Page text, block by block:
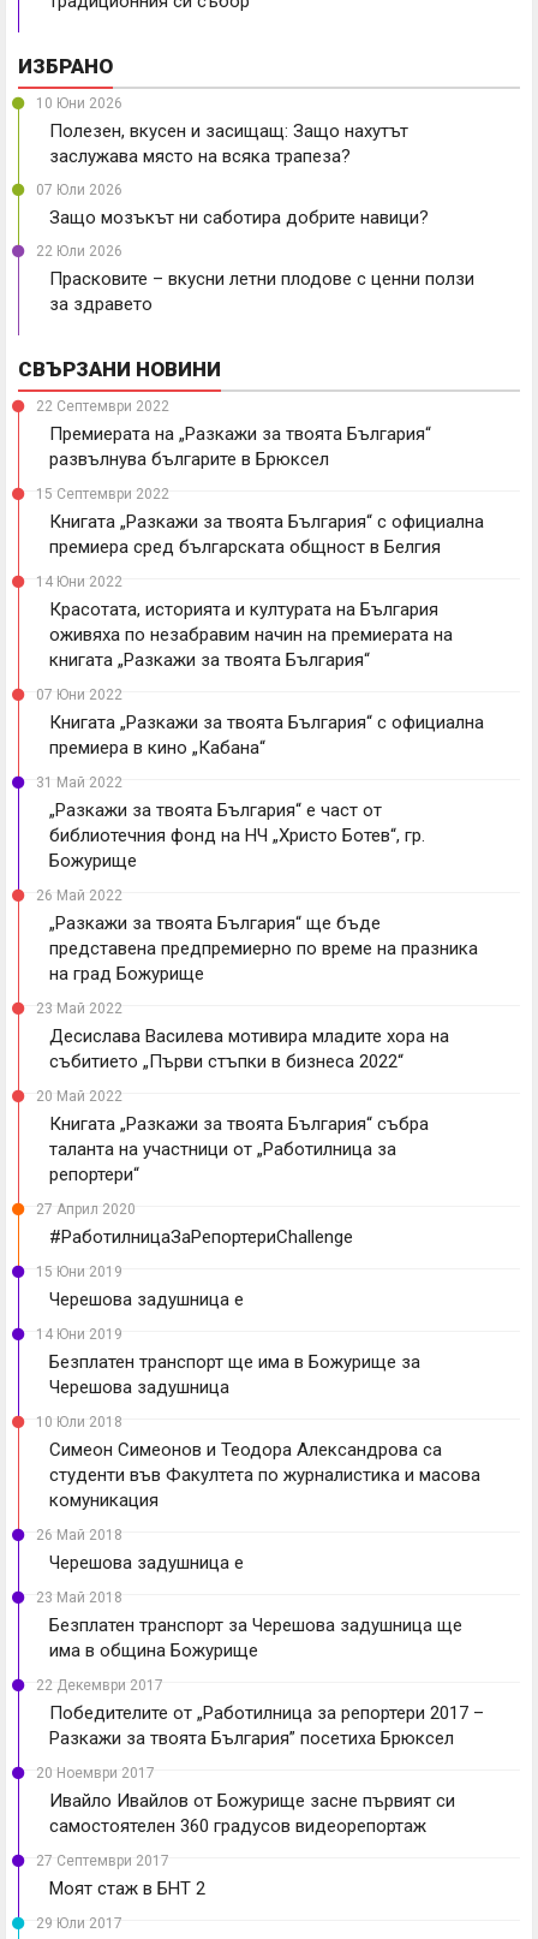
ИЗБРАНО
10 Юни 2026
Полезен, вкусен и засищащ: Защо нахутът
заслужава място на всяка трапеза?
07 Юли 2026
Защо мозъкът ни саботира добрите навици?
22 Юли 2026
Прасковите – вкусни летни плодове с ценни ползи
за здравето
СВЪРЗАНИ НОВИНИ
22 Септември 2022
Премиерата на „Разкажи за твоята България“
развълнува българите в Брюксел
15 Септември 2022
Книгата „Разкажи за твоята България“ с официална
премиера сред българската общност в Белгия
14 Юни 2022
Красотата, историята и културата на България
оживяха по незабравим начин на премиерата на
книгата „Разкажи за твоята България“
07 Юни 2022
Книгата „Разкажи за твоята България“ с официална
премиера в кино „Кабана“
31 Май 2022
„Разкажи за твоята България“ е част от
библиотечния фонд на НЧ „Христо Ботев“, гр.
Божурище
26 Май 2022
„Разкажи за твоята България“ ще бъде
представена предпремиерно по време на празника
на град Божурище
23 Май 2022
Десислава Василева мотивира младите хора на
събитието „Първи стъпки в бизнеса 2022“
20 Май 2022
Книгата „Разкажи за твоята България“ събра
таланта на участници от „Работилница за
репортери“
27 Април 2020
#РаботилницаЗаРепортериChallenge
15 Юни 2019
Черешова задушница е
14 Юни 2019
Безплатен транспорт ще има в Божурище за
Черешова задушница
10 Юли 2018
Симеон Симеонов и Теодора Александрова са
студенти във Факултета по журналистика и масова
комуникация
26 Май 2018
Черешова задушница е
23 Май 2018
Безплатен транспорт за Черешова задушница ще
има в община Божурище
22 Декември 2017
Победителите от „Работилница за репортери 2017 –
Разкажи за твоята България” посетиха Брюксел
20 Ноември 2017
Ивайло Ивайлов от Божурище засне първият си
самостоятелен 360 градусов видеорепортаж
27 Септември 2017
Моят стаж в БНТ 2
29 Юли 2017